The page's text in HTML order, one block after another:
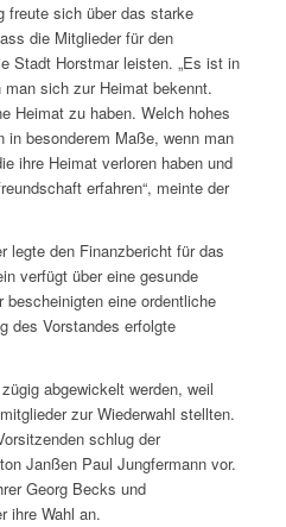
freute sich über das starke
die Mitglieder für den
Stadt Horstmar leisten. „Es ist in
sich zur Heimat bekennt.
Heimat zu haben. Welch hohes
besonderem Maße, wenn man
ihre Heimat verloren haben und
erfahren“, meinte der
legte den Finanzbericht für das
verfügt über eine gesunde
eine ordentliche
des Vorstandes erfolgte
abgewickelt werden, weil
zur Wiederwahl stellten.
schlug der
Janßen Paul Jungfermann vor.
Georg Becks und
ihre Wahl an.